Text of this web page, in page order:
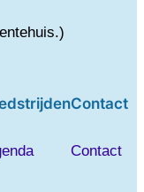
Contact
Contact